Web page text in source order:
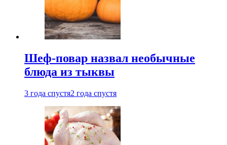
Шеф-повар назвал необычные
блюда из тыквы
3 года спустя2 года спустя